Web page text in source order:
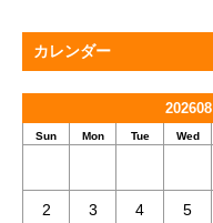
カレンダー
202608
Sun Mon Tue Wed
2 3 4 5